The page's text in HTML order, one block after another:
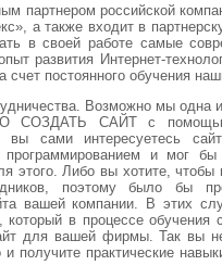
партнером российской
а также входит в
в своей работе самые
развития Интернет-
постоянного обучения
Возможно мы одна
СОЗДАТЬ САЙТ с
вы сами интересуетесь
программированием и мог
этого. Либо вы хотите,
поэтому было бы
вашей компании. В этих
который в процессе
для вашей фирмы. Так вы
получите практические